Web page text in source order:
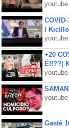
l
+20
É!!??|
Gasté